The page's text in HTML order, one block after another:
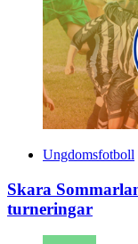
Ungdomsfotboll
Skara
turneringar